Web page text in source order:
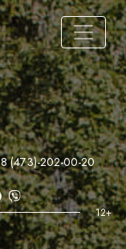
8 (473)-202-00-20